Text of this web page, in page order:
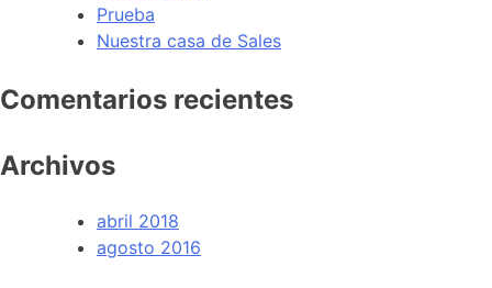
Prueba
Nuestra casa de Sales
Comentarios recientes
Archivos
abril 2018
agosto 2016